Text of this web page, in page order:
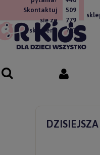
Skontaktuj
się ze
sklepem!
509
779
757
DZISIEJSZA